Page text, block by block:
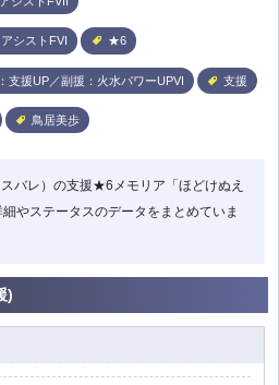
シストFVI ★6
支援UP／副援：火水パワーUPVI 支援
鳥居美歩
バレ）の支援★6メモリア「ほどけぬえ
やステータスのデータをまとめていま
)